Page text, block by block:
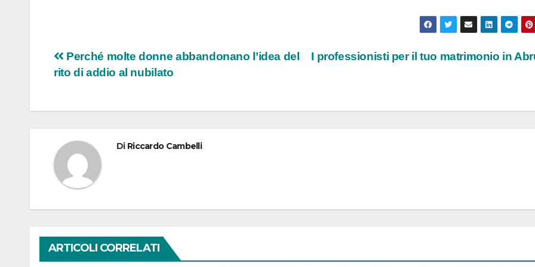
Navigazione
I professionisti per il tuo matrimonio in
Perché molte donne abbandonano l’idea del
rito di addio al nubilato
Di Riccardo Cambelli
ARTICOLI CORRELATI